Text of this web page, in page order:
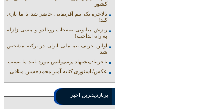
کشور
بالاخره یک تیم آفریقایی حاضر شد با ما بازی
کند!
ریزش میلیونی صفحات رونالدو و مسی زلزله
به راه انداخت!
اولین حریف تیم ملی ایران در ترکیه مشخص
شد
تاجرنیا: پیشنهاد پرسپولیس مورد تایید ما نیست
عکس/ استوری کنایه آمیز محمدحسین میثاقی
پربازدیدترین اخبار